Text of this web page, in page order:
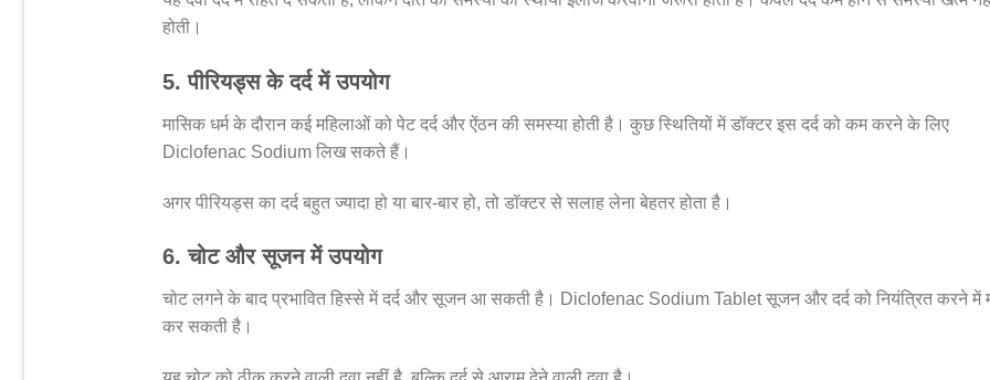
होती।
5. पीरियड्स के दर्द में उपयोग
मासिक धर्म के दौरान कई महिलाओं को पेट दर्द और ऐंठन की समस्या होती है। कुछ स्थितियों में डॉक्टर इस दर्द को कम करने के लिए
Diclofenac Sodium लिख सकते हैं।
अगर पीरियड्स का दर्द बहुत ज्यादा हो या बार-बार हो, तो डॉक्टर से सलाह लेना बेहतर होता है।
6. चोट और सूजन में उपयोग
चोट लगने के बाद प्रभावित हिस्से में दर्द और सूजन आ सकती है। Diclofenac Sodium Tablet सूजन और दर्द को नियंत्रित करने में
कर सकती है।